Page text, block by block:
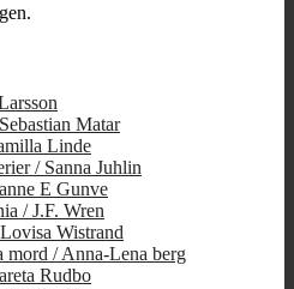
Matar
Linde
/ Sanna Juhlin
E Gunve
/ J.F. Wren
Wistrand
mord / Anna-Lena berg
Rudbo